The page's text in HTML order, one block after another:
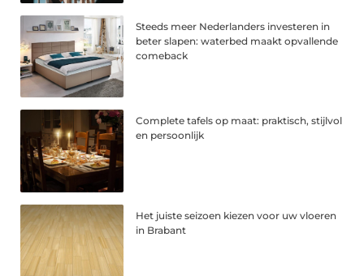
Steeds meer Nederlanders investeren in
beter slapen: waterbed maakt opvallende
comeback
Complete tafels op maat: praktisch, stijlvol
en persoonlijk
Het juiste seizoen kiezen voor uw vloeren
in Brabant